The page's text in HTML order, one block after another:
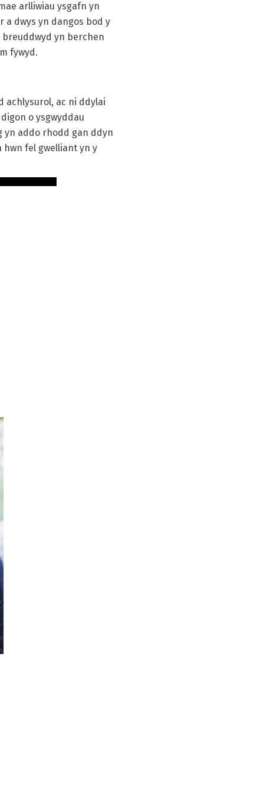
arlliwiau ysgafn yn
a dwys yn dangos bod y
yn berchen
fywyd.
achlysurol, ac ni ddylai
o ysgwyddau
yn addo rhodd gan ddyn
fel gwelliant yn y